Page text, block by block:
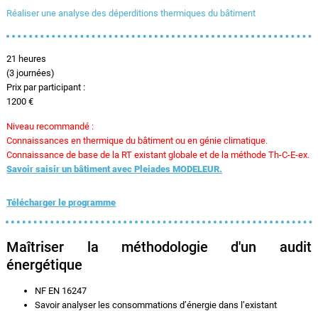
Réaliser une analyse des déperditions thermiques du bâtiment
21 heures
(3 journées)
Prix par participant :
1200 €
Niveau recommandé :
Connaissances en thermique du bâtiment ou en génie climatique.
Connaissance de base de la RT existant globale et de la méthode Th-C-E-ex.
Savoir saisir un bâtiment avec Pleiades MODELEUR.
Télécharger le programme
Maîtriser la méthodologie d'un audit
énergétique
NF EN 16247
Savoir analyser les consommations d’énergie dans l’existant